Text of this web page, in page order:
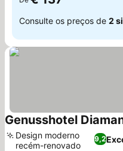
Consulte os preços de 2
Genusshotel
9,2
Design moderno
recém-renovado